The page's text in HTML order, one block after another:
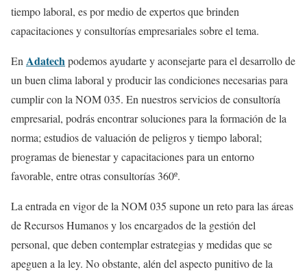
tiempo laboral, es por medio de expertos que brinden
capacitaciones y consultorías empresariales sobre el tema.
En Adatechpodemos ayudarte y aconsejarte para el desarrollo de
un buen clima laboral y producir las condiciones necesarias para
cumplir con la NOM 035. En nuestros servicios de consultoría
empresarial, podrás encontrar soluciones para la formación de la
norma; estudios de valuación de peligros y tiempo laboral;
programas de bienestar y capacitaciones para un entorno
favorable, entre otras consultorías 360º.
La entrada en vigor de la NOM 035 supone un reto para las áreas
de Recursos Humanos y los encargados de la gestión del
personal, que deben contemplar estrategias y medidas que se
apeguen a la ley. No obstante, alén del aspecto punitivo de la